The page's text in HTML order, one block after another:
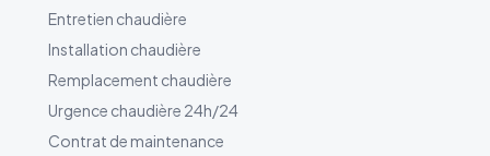
Entretien chaudière
Installation chaudière
Remplacement chaudière
Urgence chaudière 24h/24
Contrat de maintenance